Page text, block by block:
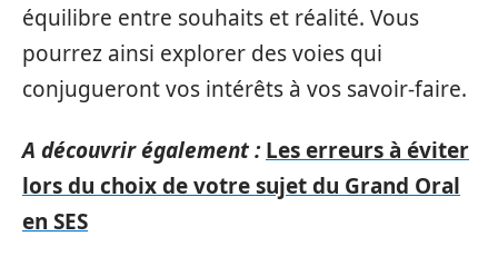
équilibre entre souhaits et réalité. Vous
pourrez ainsi explorer des voies qui
conjugueront vos intérêts à vos savoir-faire.
A découvrir également : Les erreurs à éviter
lors du choix de votre sujet du Grand Oral
en SES